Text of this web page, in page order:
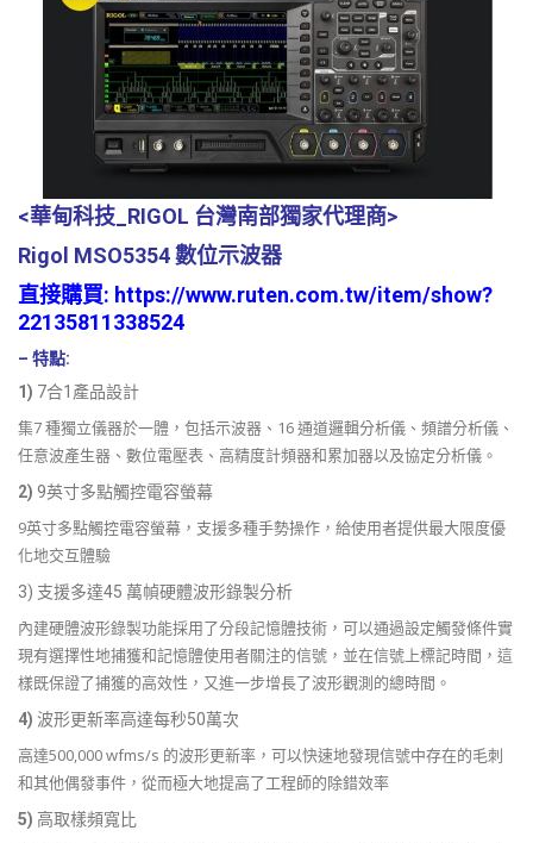
<華甸科技_RIGOL 台灣南部獨家代理商>
Rigol MSO5354 數位示波器
直接購買: https://www.ruten.com.tw/item/show?
22135811338524
– 特點:
1) 7合1產品設計
集7 種獨立儀器於一體，包括示波器、16 通道邏輯分析儀、頻譜分析儀、
任意波產生器、數位電壓表、高精度計頻器和累加器以及協定分析儀。
2) 9英寸多點觸控電容螢幕
9英寸多點觸控電容螢幕，支援多種手勢操作，給使用者提供最大限度優
化地交互體驗
3) 支援多達45 萬幀硬體波形錄製分析
內建硬體波形錄製功能採用了分段記憶體技術，可以通過設定觸發條件實
現有選擇性地捕獲和記憶體使用者關注的信號，並在信號上標記時間，這
樣既保證了捕獲的高效性，又進一步增長了波形觀測的總時間。
4) 波形更新率高達每秒50萬次
高達500,000 wfms/s 的波形更新率，可以快速地發現信號中存在的毛刺
和其他偶發事件，從而極大地提高了工程師的除錯效率
5) 高取樣頻寬比